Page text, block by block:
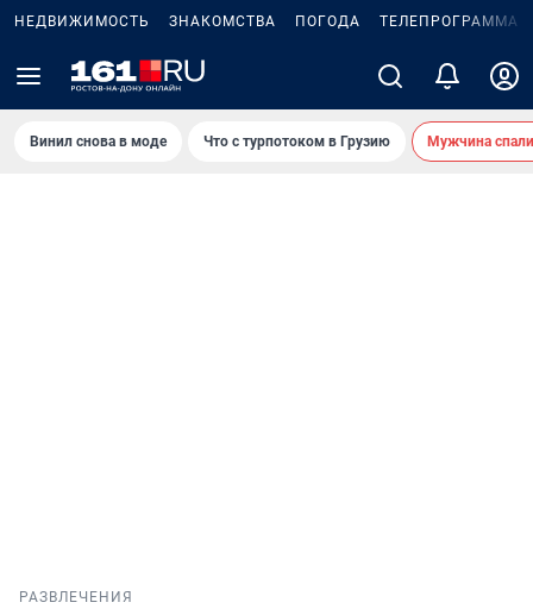
НЕДВИЖИМОСТЬ ЗНАКОМСТВА ПОГОДА ТЕЛЕПРОГРАММА
Винил снова в моде Что с турпотоком в Грузию Мужчина
РАЗВЛЕЧЕНИЯ